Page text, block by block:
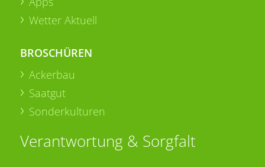
Wetter Aktuell
BROSCHÜREN
Ackerbau
Saatgut
Sonderkulturen
Verantwortung & Sorgfalt